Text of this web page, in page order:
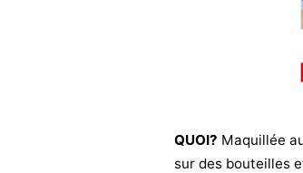
QUOI? Maquillée
sur des bouteilles